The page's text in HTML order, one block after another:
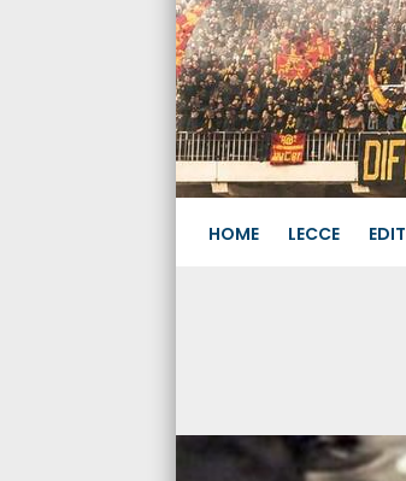
HOME LECCE